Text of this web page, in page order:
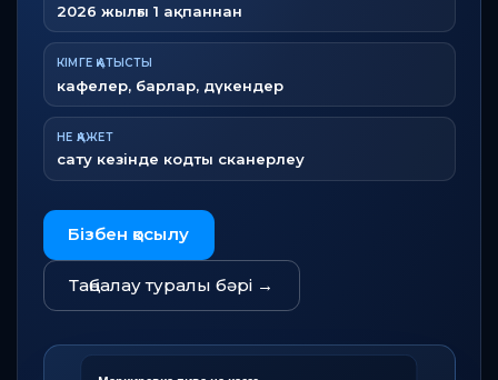
2026 жылғы 1 ақпаннан
КІМГЕ ҚАТЫСТЫ
кафелер, барлар, дүкендер
НЕ ҚАЖЕТ
сату кезінде кодты сканерлеу
Бізбен қосылу
Таңбалау туралы бәрі →